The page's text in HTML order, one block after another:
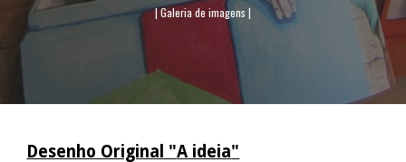
| Galeria de imagens |
Desenho Original "A ideia"